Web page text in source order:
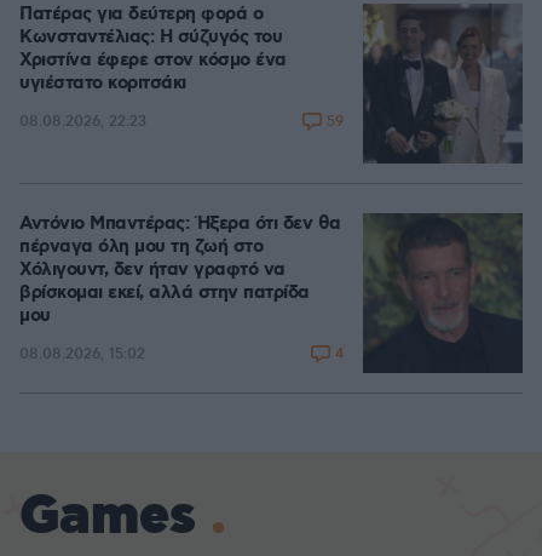
Πατέρας για δεύτερη φορά ο
Κωνσταντέλιας: Η σύζυγός του
Χριστίνα έφερε στον κόσμο ένα
υγιέστατο κοριτσάκι
08.08.2026, 22:23 59
Αντόνιο Μπαντέρας: Ήξερα ότι δεν θα
πέρναγα όλη μου τη ζωή στο
Χόλιγουντ, δεν ήταν γραφτό να
βρίσκομαι εκεί, αλλά στην πατρίδα
μου
08.08.2026, 15:02 4
Games